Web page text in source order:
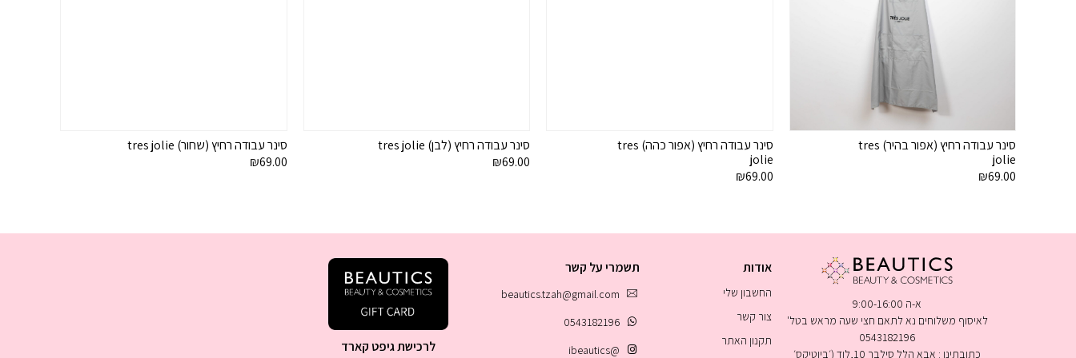
סינר עבודה רחיץ (אפור בהיר) tres
jolie
₪69.00
סינר עבודה רחיץ (אפור כהה) tres
jolie
₪69.00
סינר עבודה רחיץ (לבן) tres jolie
₪69.00
סינר עבודה רחיץ (שחור) tres jolie
₪69.00
אודות
החשבון שלי
צור קשר
תקנון האתר
תשמרי על קשר
beautics.tzah@gmail.com
0543182196
@ibeautics
א-ה 9:00-16:00
לאיסוף משלוחים נא לתאם חצי שעה מראש בטל'
0543182196
כתובתינו : אבא הלל סילבר 10,לוד (׳ביוטיקס׳
לרכישת גיפט קארד